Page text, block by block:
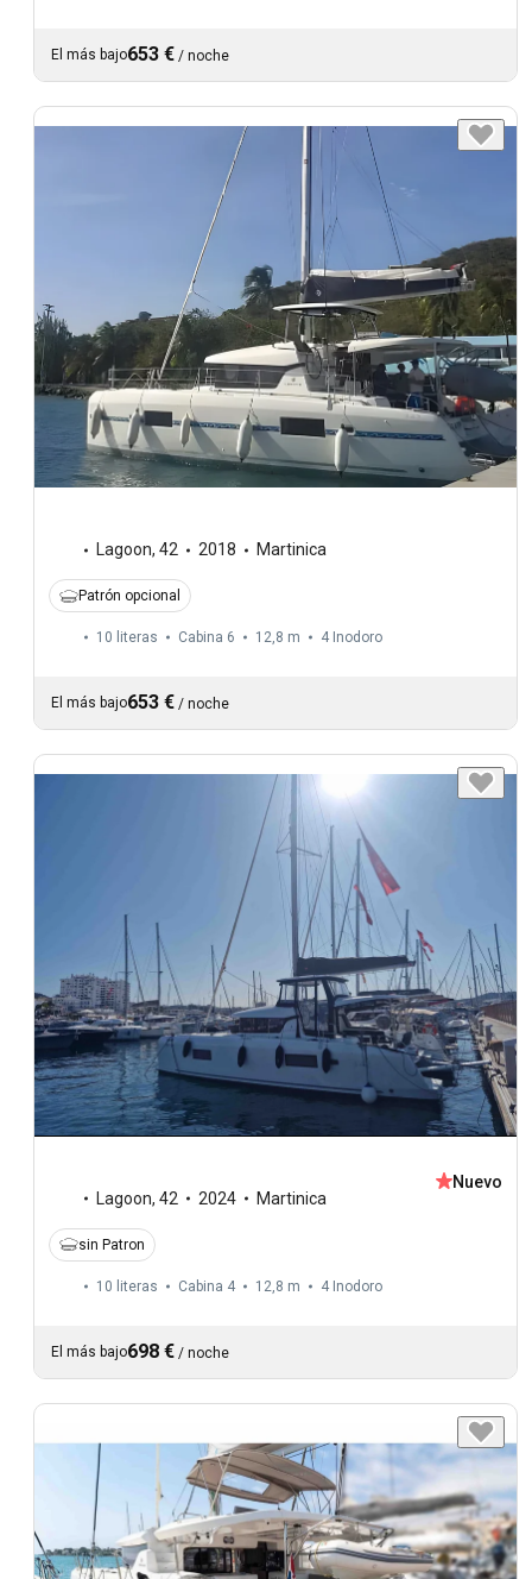
El más bajo653 € / noche
Lagoon, 42 2018 Martinica
Patrón opcional
10 literas Cabina 6 12,8 m 4 Inodoro
El más bajo653 € / noche
Lagoon, 42 2024 Martinica
Nuevo
sin Patron
10 literas Cabina 4 12,8 m 4 Inodoro
El más bajo698 € / noche